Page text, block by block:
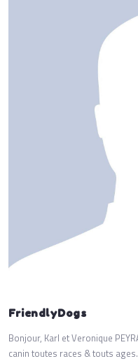
FriendlyDogs
Bonjour, Karl et Veronique
canin toutes races & touts